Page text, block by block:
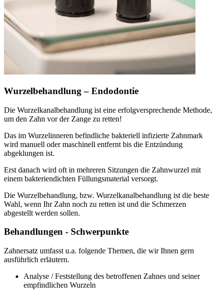
Wurzelbehandlung – Endodontie
Die Wurzelkanalbehandlung ist eine erfolgversprechende Methode,
um den Zahn vor der Zange zu retten!
Das im Wurzelinneren befindliche bakteriell infizierte Zahnmark
wird manuell oder maschinell entfernt bis die Entzündung
abgeklungen ist.
Erst danach wird oft in mehreren Sitzungen die Zahnwurzel mit
einem bakteriendichten Füllungsmaterial versorgt.
Die Wurzelbehandlung, bzw. Wurzelkanalbehandlung ist die beste
Wahl, wenn Ihr Zahn noch zu retten ist und die Schmerzen
abgestellt werden sollen.
Behandlungen - Schwerpunkte
Zahnersatz umfasst u.a. folgende Themen, die wir Ihnen gern
ausführlich erläutern.
Analyse / Feststellung des betroffenen Zahnes und seiner
empfindlichen Wurzeln